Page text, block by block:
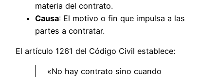
materia del contrato.
Causa: El motivo o fin que impulsa a las
partes a contratar.
El artículo 1261 del Código Civil establece:
«No hay contrato sino cuando